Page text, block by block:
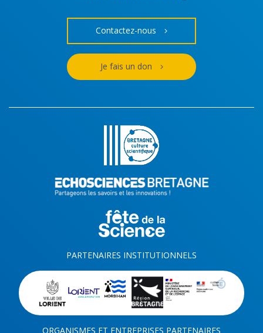
Contactez-nous
Je fais un don
PARTENAIRES INSTITUTIONNELS
ORGANISMES ET ENTREPRISES PARTENAIRES